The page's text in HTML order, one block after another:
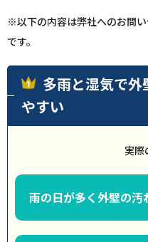
※以下の内容は弊社へのお問
です。
多雨と湿気で
やすい
実際
雨の日が多く外壁の汚